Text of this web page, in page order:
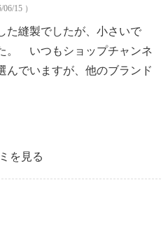
15 ）
た縫製でしたが、小さいで
。 いつもショップチャンネ
んでいますが、他のブランド
を見る